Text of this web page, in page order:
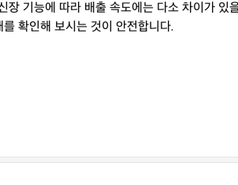
기능에 따라 배출 속도에는 다소 차이가 있
확인해 보시는 것이 안전합니다.